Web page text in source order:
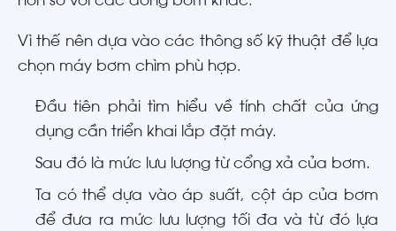
Vì thế nên dựa vào các thông số kỹ thuật để lựa
chọn máy bơm chìm phù hợp.
Đầu tiên phải tìm hiểu về tính chất của ứng
dụng cần triển khai lắp đặt máy.
Sau đó là mức lưu lượng từ cổng xả của bơm.
Ta có thể dựa vào áp suất, cột áp của bơm
để đưa ra mức lưu lượng tối đa và từ đó lựa